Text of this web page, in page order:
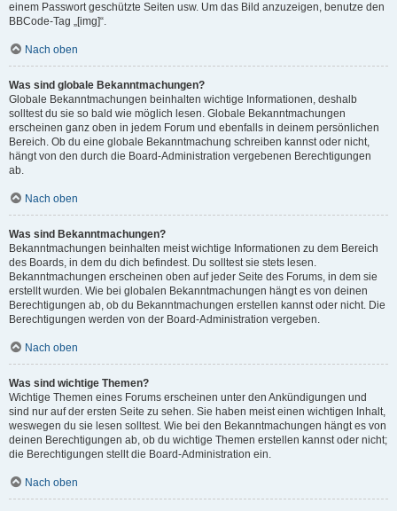
einem Passwort geschützte Seiten usw. Um das Bild anzuzeigen, benutze den
BBCode-Tag „[img]“.
Nach oben
Was sind globale Bekanntmachungen?
Globale Bekanntmachungen beinhalten wichtige Informationen, deshalb
solltest du sie so bald wie möglich lesen. Globale Bekanntmachungen
erscheinen ganz oben in jedem Forum und ebenfalls in deinem persönlichen
Bereich. Ob du eine globale Bekanntmachung schreiben kannst oder nicht,
hängt von den durch die Board-Administration vergebenen Berechtigungen
ab.
Nach oben
Was sind Bekanntmachungen?
Bekanntmachungen beinhalten meist wichtige Informationen zu dem Bereich
des Boards, in dem du dich befindest. Du solltest sie stets lesen.
Bekanntmachungen erscheinen oben auf jeder Seite des Forums, in dem sie
erstellt wurden. Wie bei globalen Bekanntmachungen hängt es von deinen
Berechtigungen ab, ob du Bekanntmachungen erstellen kannst oder nicht. Die
Berechtigungen werden von der Board-Administration vergeben.
Nach oben
Was sind wichtige Themen?
Wichtige Themen eines Forums erscheinen unter den Ankündigungen und
sind nur auf der ersten Seite zu sehen. Sie haben meist einen wichtigen Inhalt,
weswegen du sie lesen solltest. Wie bei den Bekanntmachungen hängt es von
deinen Berechtigungen ab, ob du wichtige Themen erstellen kannst oder nicht;
die Berechtigungen stellt die Board-Administration ein.
Nach oben